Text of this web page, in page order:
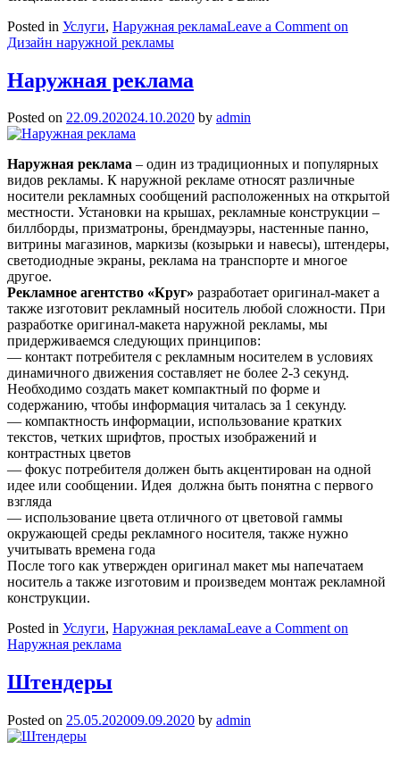
Posted in Услуги, Наружная рекламаLeave a Comment on
Дизайн наружной рекламы
Наружная реклама
Posted on 22.09.202024.10.2020 by admin
Наружная реклама – один из традиционных и популярных
видов рекламы. К наружной рекламе относят различные
носители рекламных сообщений расположенных на открытой
местности. Установки на крышах, рекламные конструкции –
биллборды, призматроны, брендмауэры, настенные панно,
витрины магазинов, маркизы (козырьки и навесы), штендеры,
светодиодные экраны, реклама на транспорте и многое
другое.
Рекламное агентство «Круг» разработает оригинал-макет а
также изготовит рекламный носитель любой сложности. При
разработке оригинал-макета наружной рекламы, мы
придерживаемся следующих принципов:
— контакт потребителя с рекламным носителем в условиях
динамичного движения составляет не более 2-3 секунд.
Необходимо создать макет компактный по форме и
содержанию, чтобы информация читалась за 1 секунду.
— компактность информации, использование кратких
текстов, четких шрифтов, простых изображений и
контрастных цветов
— фокус потребителя должен быть акцентирован на одной
идее или сообщении. Идея должна быть понятна с первого
взгляда
— использование цвета отличного от цветовой гаммы
окружающей среды рекламного носителя, также нужно
учитывать времена года
После того как утвержден оригинал макет мы напечатаем
носитель а также изготовим и произведем монтаж рекламной
конструкции.
Posted in Услуги, Наружная рекламаLeave a Commenton
Наружная реклама
Штендеры
Posted on 25.05.202009.09.2020 by admin